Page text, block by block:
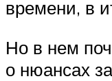
времени, в
Но в нем
о нюансах